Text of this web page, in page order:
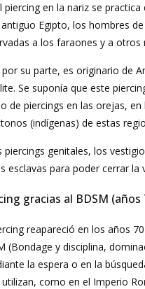
piercing en la nariz se
antiguo Egipto, los hombres
a los faraones y a
por su parte, es originario de
Se suponía que este
de piercings en las orejas,
(indígenas) de estas
piercings genitales, los
esclavas para poder cerrar
gracias al BDSM (años
reapareció en los años
(Bondage y disciplina,
la espera o en la
como en el Imperio